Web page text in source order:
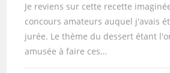
Je reviens sur cette recette
concours amateurs auquel j'avais
jurée. Le thème du dessert étant
amusée à faire ces…